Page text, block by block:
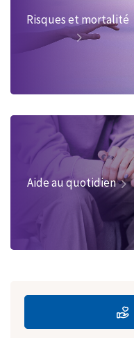
Risques et mortalité
Aide au quotidien